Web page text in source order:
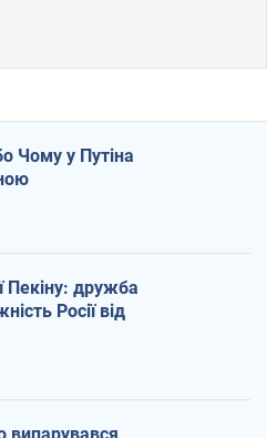
Чому у Путіна
Пекіну: дружба
Росії від